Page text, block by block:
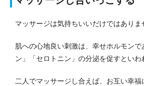
マッサージは気持ちいいだけではありま
肌への心地良い刺激は、幸せホルモンで
ン」「セロトニン」の分泌を促すといわ
二人でマッサージし合えば、お互い幸